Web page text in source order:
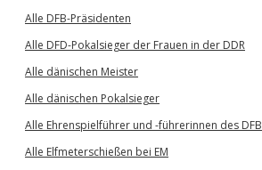
Alle DFB-Präsidenten
Alle DFD-Pokalsieger der Frauen in der DDR
Alle dänischen Meister
Alle dänischen Pokalsieger
Alle Ehrenspielführer und -führerinnen des DFB
Alle Elfmeterschießen bei EM